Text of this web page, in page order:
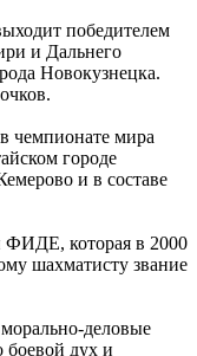
победителем
и Дальнего
Новокузнецка.
чемпионате мира
городе
и в составе
ФИДЕ, которая в 2000
шахматисту звание
деловые
боевой дух и